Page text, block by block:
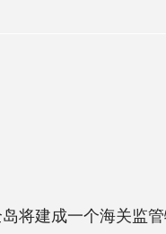
成一个海关监管